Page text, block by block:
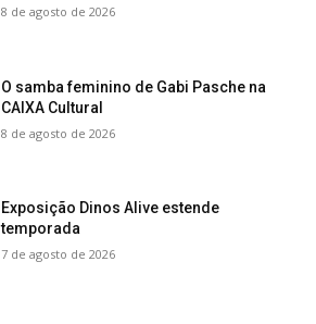
8 de agosto de 2026
O samba feminino de Gabi Pasche na
CAIXA Cultural
8 de agosto de 2026
Exposição Dinos Alive estende
temporada
7 de agosto de 2026